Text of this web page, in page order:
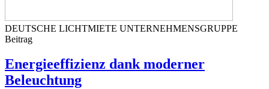
DEUTSCHE LICHTMIETE UNTERNEHMENSGRUPPE
Beitrag
Energieeffizienz dank moderner
Beleuchtung